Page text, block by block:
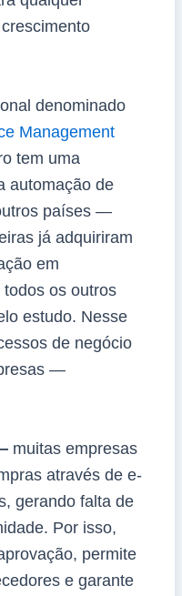
denominado
Management
tem uma
automação de
países —
já adquiriram
em
os outros
estudo. Nesse
de negócio
—
muitas empresas
através de e-
gerando falta de
Por isso,
permite
e garante